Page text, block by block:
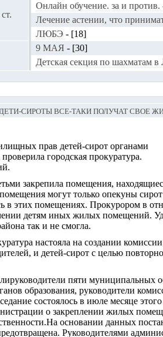
Онлайн обучение. за и против.
Лечение астении, что
ЛЮБЭ - [18]
9 МАЯ - [30]
Детская секция по шахматам
СИРОТЫ ВСЕ-ТАКИ ПОЛУЧАТ СВОЕ
прав детей-сирот органами
городская прокуратура.
закрепила помещения,
могут только опекуны
в этих помещениях. Прокурором в
детям иных жилых помещений.
так и не смогла.
настояла на создании
и детей-сирот с целью
пяти муниципальных
образования, руководители
состоялось в июле месяце
о закреплении жилых
основании данных
Руководителями